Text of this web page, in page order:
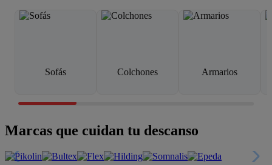
Sofás Colchones Armarios
Marcas que cuidan tu descanso